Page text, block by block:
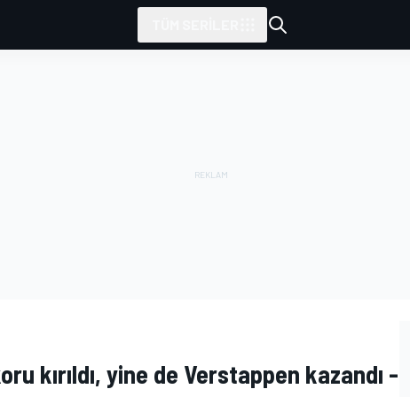
kırıldı, yine de Verstappen kazandı -